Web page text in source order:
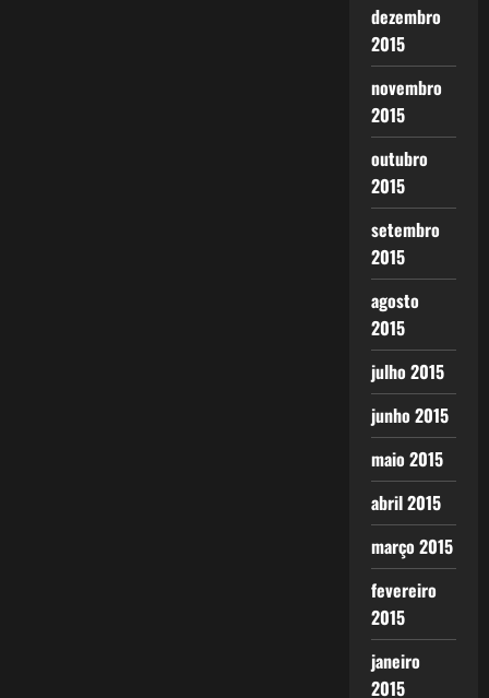
dezembro
2015
novembro
2015
outubro
2015
setembro
2015
agosto
2015
julho 2015
junho 2015
maio 2015
abril 2015
março 2015
fevereiro
2015
janeiro
2015